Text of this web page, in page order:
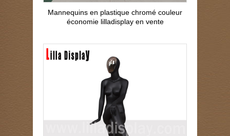
Mannequins en plastique chromé couleur
économie lilladisplay en vente